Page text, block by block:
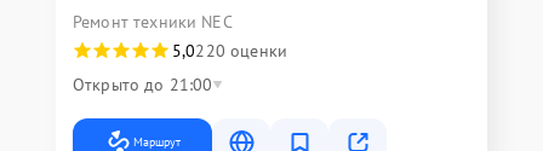
Ремонт техники NEC
5,0220 оценки
Открыто до 21:00
Маршрут